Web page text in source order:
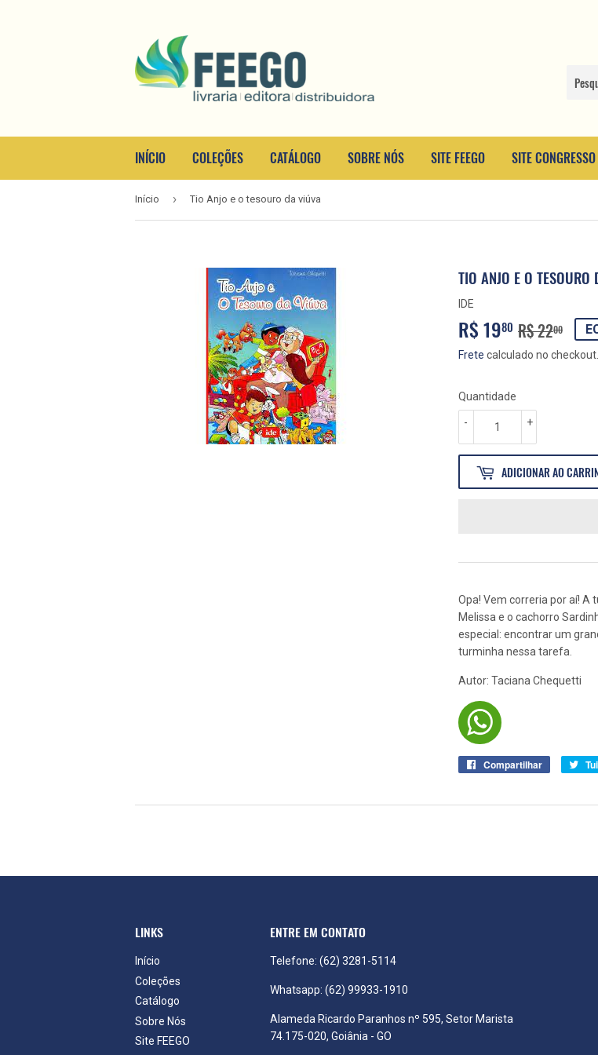
INÍCIO COLEÇÕES CATÁLOGO SOBRE NÓS SITE FEEGO SITE CONGRESSO
Início › Tio Anjo e o tesouro da viúva
TIO ANJO E O TESOURO
IDE
R$ 1980 R$ 2200
R$
22,00
R$
19,80
Frete calculado no checkout.
Quantidade
+
-
ADICIONAR AO
Opa! Vem correria por aí! A
Melissa e o cachorro
especial: encontrar um
turminha nessa tarefa.
Autor: Taciana Chequetti
Compartilhar
LINKS
Início
Coleções
Catálogo
Sobre Nós
Site FEEGO
ENTRE EM CONTATO
Telefone: (62) 3281-5114
Whatsapp: (62) 99933-1910
Alameda Ricardo Paranhos nº 595, Setor Marista
74.175-020, Goiânia - GO